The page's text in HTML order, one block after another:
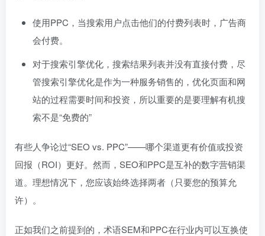
使用PPC，当搜索用户点击他们的付费列表时，广告商
会付费。
对于搜索引擎优化，搜索结果列表并没有直接付费，尽
管搜索引擎优化是作为一种服务销售的，优化页面和网
站的过程需要时间和投资，所以重要的是要理解有机搜
索不是“免费的”
有些人争论过“SEO vs. PPC”——哪个渠道更有价值或投资
回报（ROI）更好。然而，SEO和PPC是互补的数字营销渠
道。理想情况下，您应该始终选择两者（只要您的预算允
许）。
正如我们之前提到的，术语SEM和PPC在行业内可以互换使